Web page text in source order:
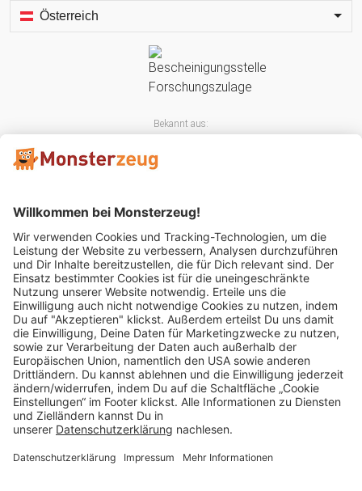
Österreich
Bekannt aus:
Mitglied im:
Impressum AGB Widerrufsbelehrung